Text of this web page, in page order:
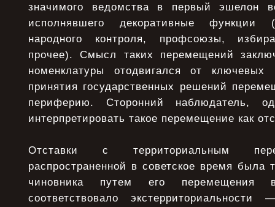
значимого ведомства в первый эшелон
исполнявшего декоративные
народного контроля, профсоюзы,
прочее). Смысл таких перемещений
номенклатуры отодвигался от
принятия государственных решений
периферию. Сторонний наблюдатель,
интерпретировать такое перемещение как
Отставки с территориальным
распространенной в советское время была
чиновника путем его перемещения
соответствовало